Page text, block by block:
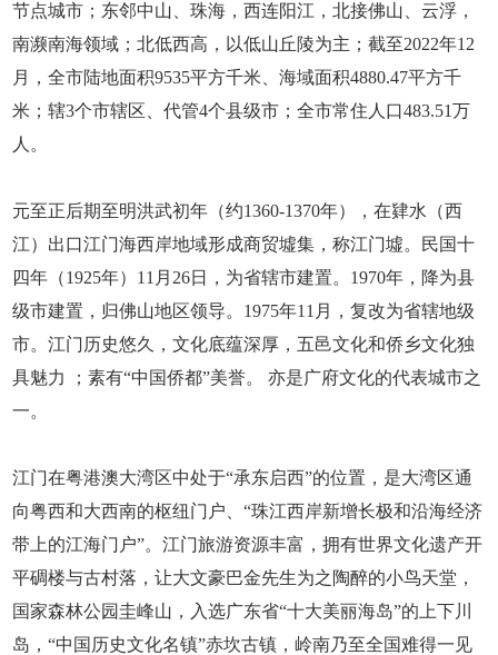
节点城市；东邻中山、珠海，西连阳江，北接佛山、云浮，
南濒南海领域；北低西高，以低山丘陵为主；截至2022年12
月，全市陆地面积9535平方千米、海域面积4880.47平方千
米；辖3个市辖区、代管4个县级市；全市常住人口483.51万
人。
元至正后期至明洪武初年（约1360-1370年），在肄水（西
江）出口江门海西岸地域形成商贸墟集，称江门墟。民国十
四年（1925年）11月26日，为省辖市建置。1970年，降为县
级市建置，归佛山地区领导。1975年11月，复改为省辖地级
市。江门历史悠久，文化底蕴深厚，五邑文化和侨乡文化独
具魅力 ；素有“中国侨都”美誉。 亦是广府文化的代表城市之
一。
江门在粤港澳大湾区中处于“承东启西”的位置，是大湾区通
向粤西和大西南的枢纽门户、“珠江西岸新增长极和沿海经济
带上的江海门户”。江门旅游资源丰富，拥有世界文化遗产开
平碉楼与古村落，让大文豪巴金先生为之陶醉的小鸟天堂，
国家森林公园圭峰山，入选广东省“十大美丽海岛”的上下川
岛，“中国历史文化名镇”赤坎古镇，岭南乃至全国难得一见